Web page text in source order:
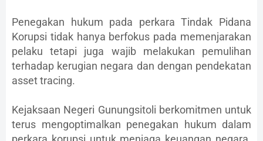
Penegakan hukum pada perkara Tindak Pidana
Korupsi tidak hanya berfokus pada memenjarakan
pelaku tetapi juga wajib melakukan pemulihan
terhadap kerugian negara dan dengan pendekatan
asset tracing.
Kejaksaan Negeri Gunungsitoli berkomitmen untuk
terus mengoptimalkan penegakan hukum dalam